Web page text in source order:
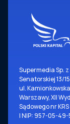
Supermedia Sp.
Senatorskiej 13/
ul.
Warszawy, XII
Sądowego nr
| NIP: 957-05-49-